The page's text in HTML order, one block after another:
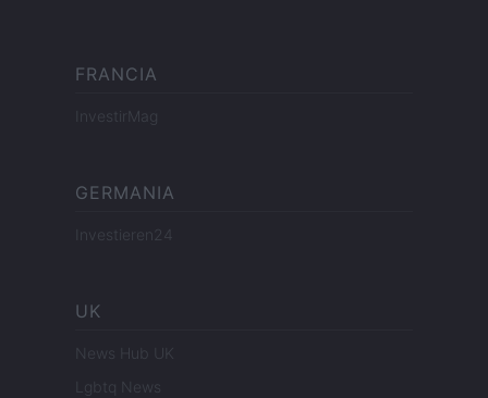
FRANCIA
InvestirMag
GERMANIA
Investieren24
UK
News Hub UK
Lgbtq News